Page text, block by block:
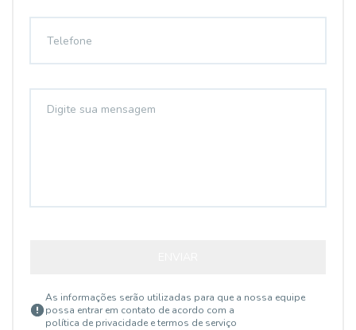
As informações serão utilizadas para que a nossa equipe
possa entrar em contato de acordo com a
política de privacidade e termos de serviço